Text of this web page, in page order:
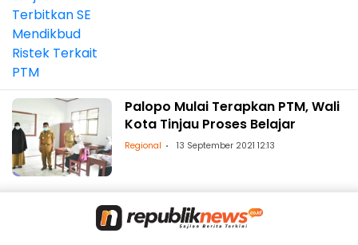
Palopo Mulai Terapkan PTM, Wali
Kota Tinjau Proses Belajar
Regional 13 September 2021 12:13